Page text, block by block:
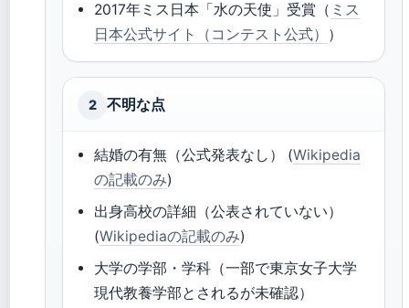
2017年ミス日本「水の天使」受賞（ ミス
日本公式サイト（コンテスト公式） ）
2 不明な点
結婚の有無（公式発表なし） (Wikipedia
の記載のみ)
出身高校の詳細（公表されていない）
(Wikipediaの記載のみ)
大学の学部・学科（一部で東京女子大学
現代教養学部とされるが未確認）